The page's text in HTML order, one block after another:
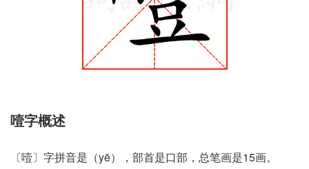
噎字概述
〔噎〕字拼音是（yē），部首是口部，总笔画是15画。